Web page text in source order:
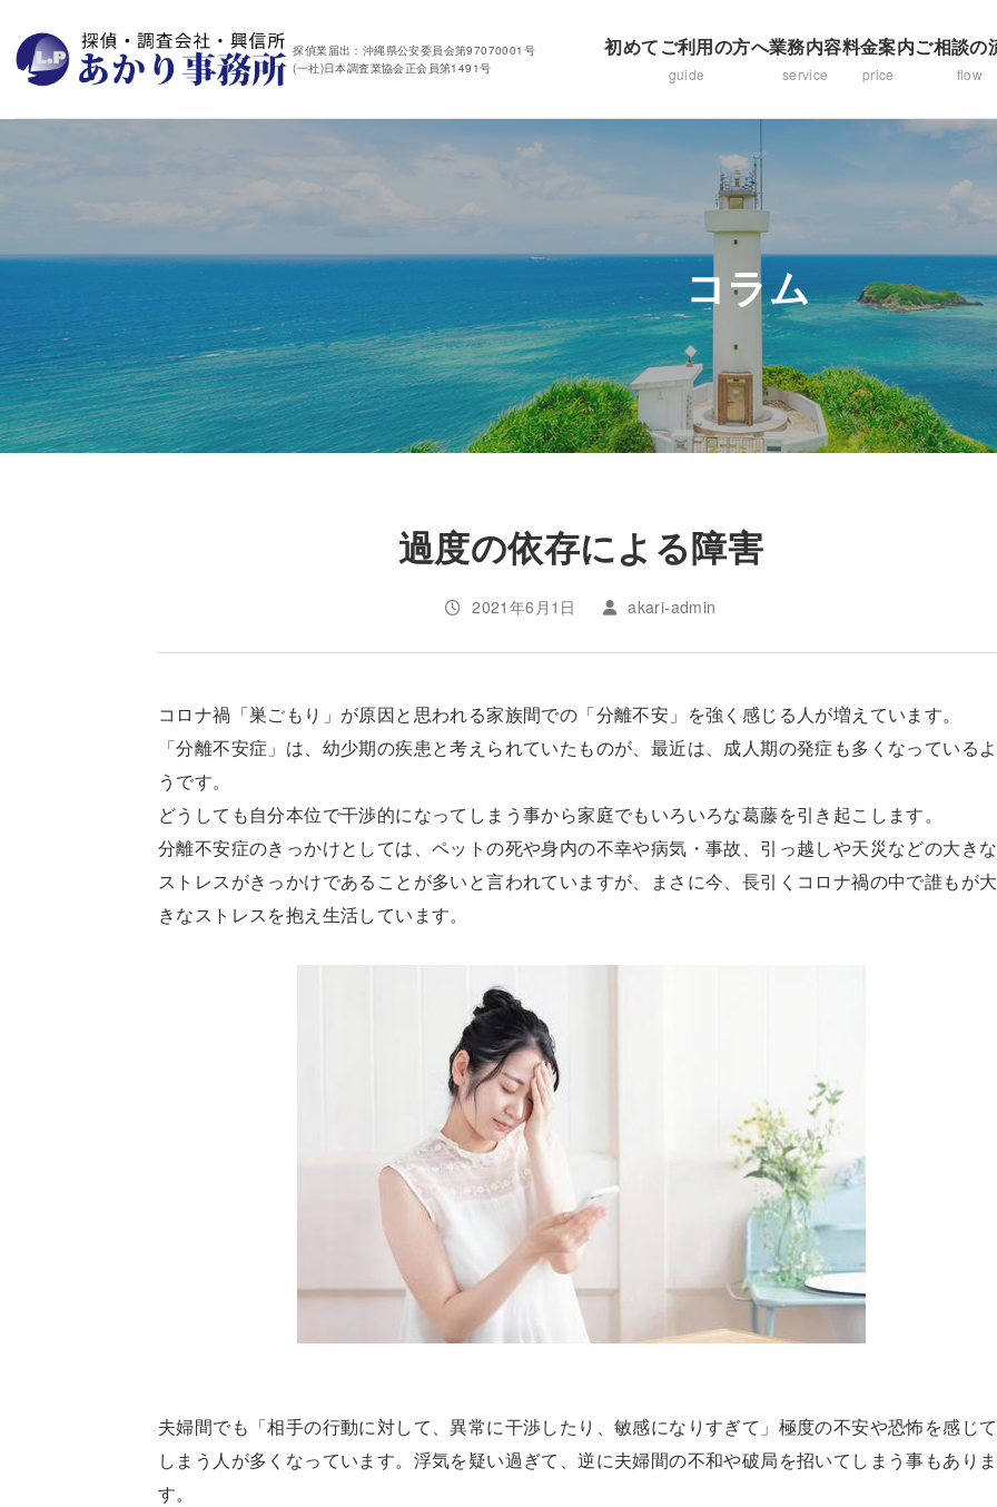
探偵業届出：沖縄県公安委員会第97070001号
(一社)日本調査業協会正会員第1491号
初めてご利用の方へ
guide
業務内容
service
料金案内
price
ご相談の
flow
コラム
過度の依存による障害
2021年6月1日 akari-admin
コロナ禍「巣ごもり」が原因と思われる家族間での「分離不安」を強く感じる人が増えています。
「分離不安症」は、幼少期の疾患と考えられていたものが、最近は、成人期の発症も多くなっているよ
うです。
どうしても自分本位で干渉的になってしまう事から家庭でもいろいろな葛藤を引き起こします。
分離不安症のきっかけとしては、ペットの死や身内の不幸や病気・事故、引っ越しや天災などの大きな
ストレスがきっかけであることが多いと言われていますが、まさに今、長引くコロナ禍の中で誰もが大
きなストレスを抱え生活しています。
夫婦間でも「相手の行動に対して、異常に干渉したり、敏感になりすぎて」極度の不安や恐怖を感じて
しまう人が多くなっています。浮気を疑い過ぎて、逆に夫婦間の不和や破局を招いてしまう事もありま
す。